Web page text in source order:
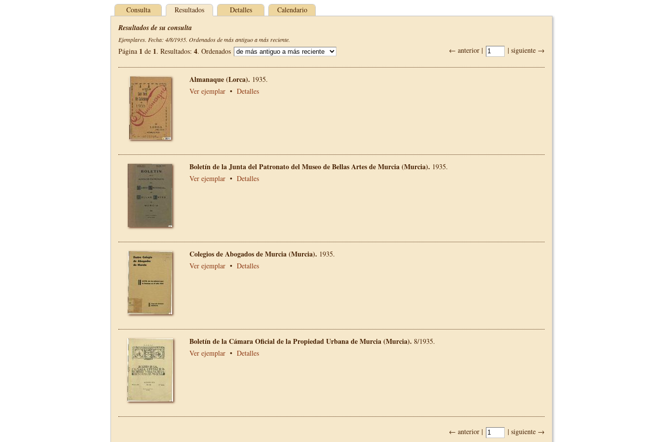
Consulta Resultados Detalles Calendario
Resultados de su consulta
Ejemplares. Fecha: 4/8/1935. Ordenados de más antiguo a más reciente.
← anterior | | siguiente →
Página 1 de 1. Resultados: 4. Ordenados
Almanaque (Lorca). 1935.
Ver ejemplar • Detalles
Boletín de la Junta del Patronato del Museo de Bellas Artes de Murcia (Murcia). 1935.
Ver ejemplar • Detalles
Colegios de Abogados de Murcia (Murcia). 1935.
Ver ejemplar • Detalles
Boletín de la Cámara Oficial de la Propiedad Urbana de Murcia (Murcia). 8/1935.
Ver ejemplar • Detalles
← anterior | | siguiente →